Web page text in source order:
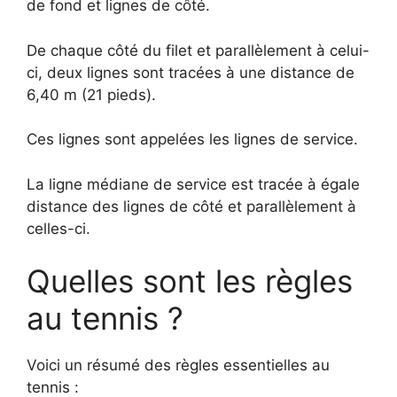
de fond et lignes de côté.
De chaque côté du filet et parallèlement à celui-
ci, deux lignes sont tracées à une distance de
6,40 m (21 pieds).
Ces lignes sont appelées les lignes de service.
La ligne médiane de service est tracée à égale
distance des lignes de côté et parallèlement à
celles-ci.
Quelles sont les règles
au tennis ?
Voici un résumé des règles essentielles au
tennis :